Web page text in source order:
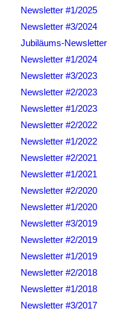
Newsletter #1/2025
Newsletter #3/2024
Jubiläums-Newsletter
Newsletter #1/2024
Newsletter #3/2023
Newsletter #2/2023
Newsletter #1/2023
Newsletter #2/2022
Newsletter #1/2022
Newsletter #2/2021
Newsletter #1/2021
Newsletter #2/2020
Newsletter #1/2020
Newsletter #3/2019
Newsletter #2/2019
Newsletter #1/2019
Newsletter #2/2018
Newsletter #1/2018
Newsletter #3/2017